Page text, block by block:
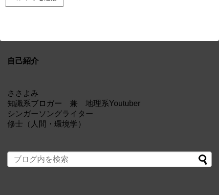
自己紹介
ささよみ
知識系ブロガー 兼 地理系Youtuber
シンガーソングライター
修士（人間・環境学）